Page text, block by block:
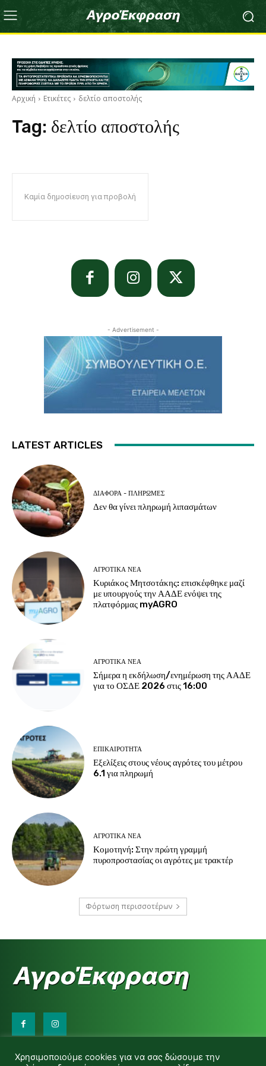
Αρχική Ετικέτες δελτίο αποστολής
Tag: δελτίο αποστολής
Καμία δημοσίευση για προβολή
- Advertisement -
LATEST ARTICLES
ΔΙΆΦΟΡΑ - ΠΛΗΡΩΜΈΣ
Δεν θα γίνει πληρωμή λιπασμάτων
ΑΓΡΟΤΙΚΆ ΝΈΑ
Κυριάκος Μητσοτάκης: επισκέφθηκε μαζί
με υπουργούς την ΑΑΔΕ ενόψει της
πλατφόρμας myAGRO
ΑΓΡΟΤΙΚΆ ΝΈΑ
Σήμερα η εκδήλωση/ενημέρωση της ΑΑΔΕ
για το ΟΣΔΕ 2026 στις 16:00
ΕΠΙΚΑΙΡΌΤΗΤΑ
Εξελίξεις στους νέους αγρότες του μέτρου
6.1 για πληρωμή
ΑΓΡΟΤΙΚΆ ΝΈΑ
Κομοτηνή: Στην πρώτη γραμμή
πυροπροστασίας οι αγρότες με τρακτέρ
Φόρτωση περισσοτέρων
d.makas@yahoo.gr
Χρησιμοποιούμε cookies για να σας δώσουμε την